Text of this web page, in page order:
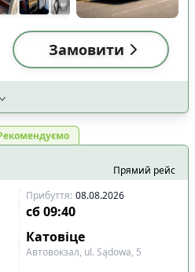
Замовити
Прямий рейс
Прибуття: 08.08.2026
сб 09:40
Катовіце
Автовокзал, ul. Sądowa, 5